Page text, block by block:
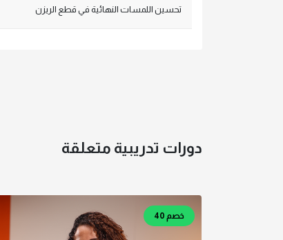
تحسين اللمسات النهائية في قطع الريزن
دورات تدريبية متعلقة
خصم 40